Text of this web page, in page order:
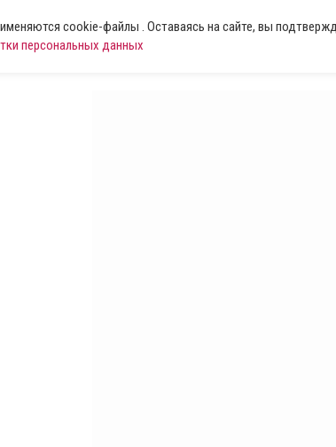
cookie-файлы . Оставаясь на сайте, вы
персональных данных